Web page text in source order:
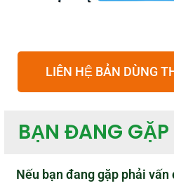
LIÊN HỆ BẢN DÙNG
BẠN ĐANG
Nếu bạn đang gặp phải vấn